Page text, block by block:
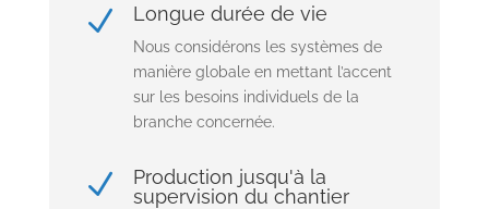
N Longue durée de vie
Nous considérons les systèmes de
manière globale en mettant l’accent
sur les besoins individuels de la
branche concernée.
N
Production jusqu'à la
supervision du chantier